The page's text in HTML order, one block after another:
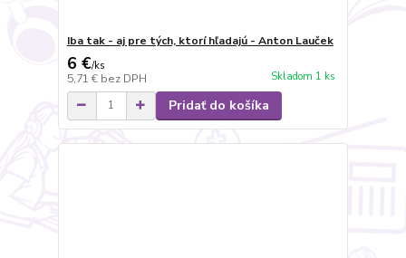
Iba tak - aj pre tých, ktorí hľadajú - Anton Lauček
6 €/ks
5,71 € bez DPH Skladom 1 ks
Pridať do košíka